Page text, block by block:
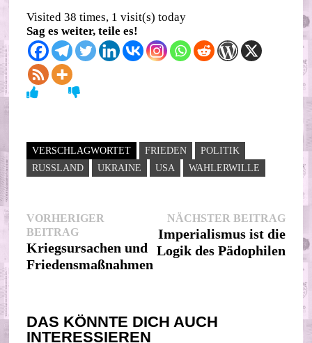
Visited 38 times, 1 visit(s) today
Sag es weiter, teile es!
VERSCHLAGWORTET FRIEDEN
POLITIK
RUSSLAND
UKRAINE USA WAHLERWILLE
Beitragsnavigation
VORHERIGER
BEITRAGVorheriger
Beitrag:
Kriegsursachen und
Friedensmaßnahmen
NÄCHSTER BEITRAG
Imperialismus ist die
Logik des Pädophilen
DAS KÖNNTE DICH AUCH
INTERESSIEREN